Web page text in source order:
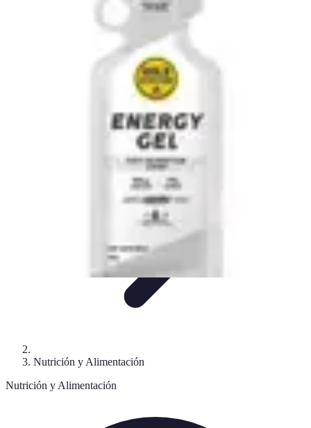
Salud Mental
Nutrición y Alimentación
Nutrición y Alimentación